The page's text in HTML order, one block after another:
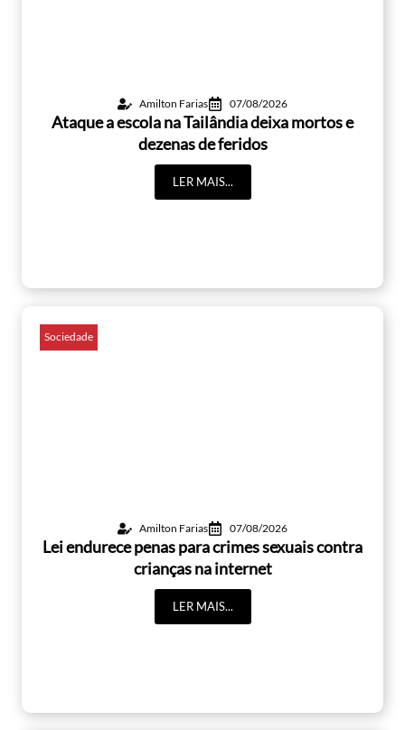
Amilton Farias 07/08/2026
Ataque a escola na Tailândia deixa mortos e
dezenas de feridos
LER MAIS...
Sociedade
Amilton Farias 07/08/2026
Lei endurece penas para crimes sexuais contra
crianças na internet
LER MAIS...